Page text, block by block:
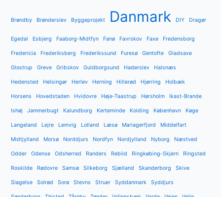
Brøndby Brønderslev Byggeprojekt Danmark DIY Dragør
Egedal Esbjerg Faaborg-Midtfyn Fanø Favrskov Faxe Fredensborg
Fredericia Frederiksberg Frederikssund Furesø Gentofte Gladsaxe
Glostrup Greve Gribskov Guldborgsund Haderslev Halsnæs
Hedensted Helsingør Herlev Herning Hillerød Hjørring Holbæk
Horsens Hovedstaden Hvidovre Høje-Taastrup Hørsholm Ikast-Brande
Ishøj Jammerbugt Kalundborg Kerteminde Kolding København Køge
Langeland Lejre Lemvig Lolland Læsø Mariagerfjord Middelfart
Midtjylland Morsø Norddjurs Nordfyn Nordjylland Nyborg Næstved
Odder Odense Odsherred Randers Rebild Ringkøbing-Skjern Ringsted
Roskilde Rødovre Samsø Silkeborg Sjælland Skanderborg Skive
Slagelse Solrød Sorø Stevns Struer Syddanmark Syddjurs